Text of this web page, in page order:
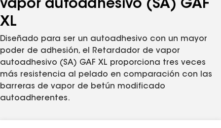
días cuando se instala según las especificaciones y
detalles publicados por GAF.
vapor autoadhesivo (SA) GAF
XL
Diseñado para ser un autoadhesivo con un mayor
poder de adhesión, el Retardador de vapor
autoadhesivo (SA) GAF XL proporciona tres veces
más resistencia al pelado en comparación con las
barreras de vapor de betún modificado
autoadherentes.